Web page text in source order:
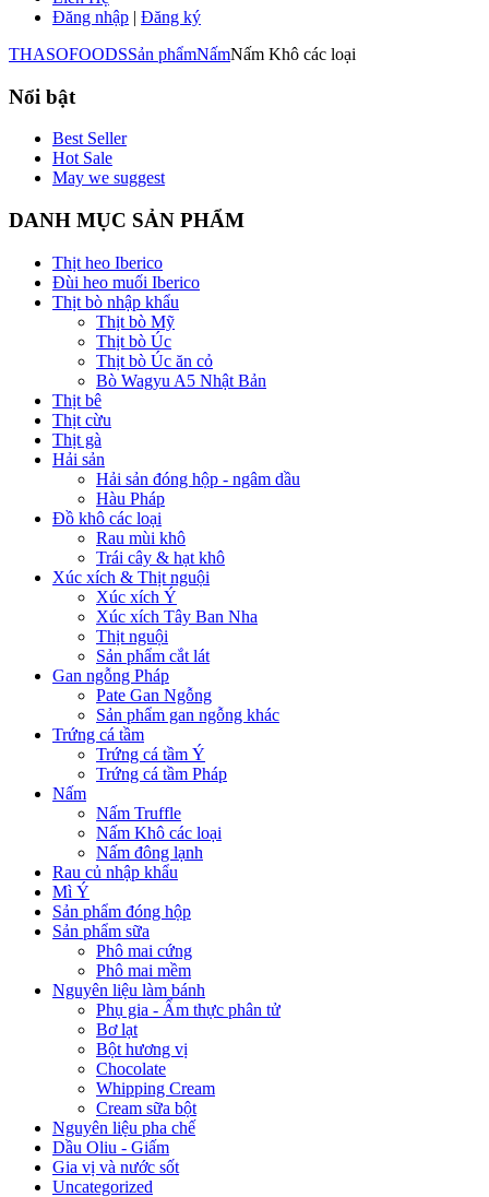
Đăng nhập | Đăng ký
THASOFOODSSản phẩmNấmNấm Khô các loại
Nổi bật
Best Seller
Hot Sale
May we suggest
DANH MỤC SẢN PHẨM
Thịt heo Iberico
Đùi heo muối Iberico
Thịt bò nhập khẩu
Thịt bò Mỹ
Thịt bò Úc
Thịt bò Úc ăn cỏ
Bò Wagyu A5 Nhật Bản
Thịt bê
Thịt cừu
Thịt gà
Hải sản
Hải sản đóng hộp - ngâm dầu
Hàu Pháp
Đồ khô các loại
Rau mùi khô
Trái cây & hạt khô
Xúc xích & Thịt nguội
Xúc xích Ý
Xúc xích Tây Ban Nha
Thịt nguội
Sản phẩm cắt lát
Gan ngỗng Pháp
Pate Gan Ngỗng
Sản phẩm gan ngỗng khác
Trứng cá tầm
Trứng cá tầm Ý
Trứng cá tầm Pháp
Nấm
Nấm Truffle
Nấm Khô các loại
Nấm đông lạnh
Rau củ nhập khẩu
Mì Ý
Sản phẩm đóng hộp
Sản phẩm sữa
Phô mai cứng
Phô mai mềm
Nguyên liệu làm bánh
Phụ gia - Ẩm thực phân tử
Bơ lạt
Bột hương vị
Chocolate
Whipping Cream
Cream sữa bột
Nguyên liệu pha chế
Dầu Oliu - Giấm
Gia vị và nước sốt
Uncategorized